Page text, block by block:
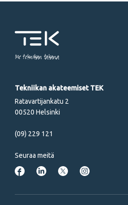
Me tekniikan takana
Tekniikan akateemiset TEK
Ratavartijankatu 2
00520 Helsinki
(09) 229 121
Seuraa meitä